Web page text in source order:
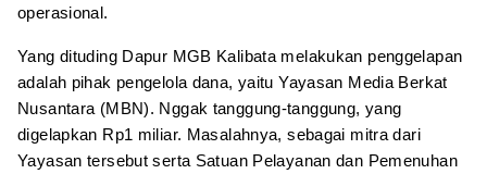
operasional.
Yang dituding Dapur MGB Kalibata melakukan penggelapan
adalah pihak pengelola dana, yaitu Yayasan Media Berkat
Nusantara (MBN). Nggak tanggung-tanggung, yang
digelapkan Rp1 miliar. Masalahnya, sebagai mitra dari
Yayasan tersebut serta Satuan Pelayanan dan Pemenuhan